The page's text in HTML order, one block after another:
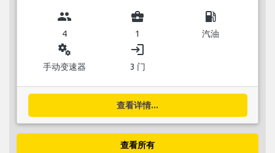
group
4
business_center
1
local_gas_station
汽油
miscellaneous_services
手动变速器
login
3 门
查看详情...
查看所有